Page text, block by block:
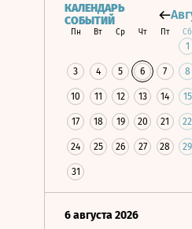
КАЛЕНДАРЬ
СОБЫТИЙ
Пн Вт Ср Чт Пт Сб
1
3 4 5 6 7 8
10 11 12 13 14 15
17 18 19 20 21 22
24 25 26 27 28 29
31
6 августа 2026